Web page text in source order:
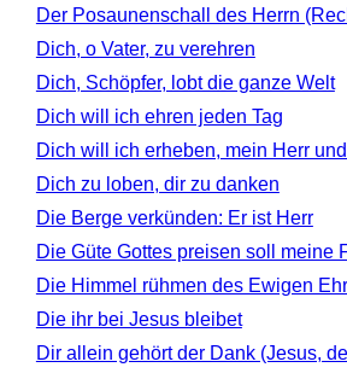
Der Posaunenschall des Herrn
Dich, o Vater, zu verehren
Dich, Schöpfer, lobt die ganze Welt
Dich will ich ehren jeden Tag
Dich will ich erheben, mein Herr
Dich zu loben, dir zu danken
Die Berge verkünden: Er ist Herr
Die Güte Gottes preisen soll meine
Die Himmel rühmen des Ewigen
Die ihr bei Jesus bleibet
Dir allein gehört der Dank (Jesus,